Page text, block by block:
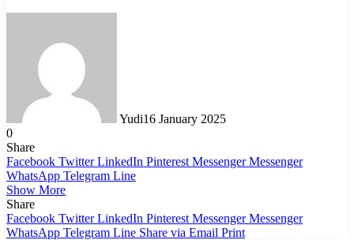
Yudi16 January 2025
0
Share
Facebook Twitter LinkedIn Pinterest Messenger Messenger
WhatsApp Telegram Line
Show More
Share
Facebook Twitter LinkedIn Pinterest Messenger Messenger
WhatsApp Telegram Line Share via Email Print